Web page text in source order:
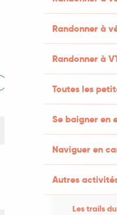
Randonner à
Randonner à
Toutes les
Se baigner en
Naviguer en
Autres
Les trails